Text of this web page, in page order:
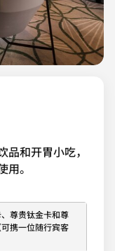
和开胃小吃，
。
尊贵钛金卡和尊
携一位随行宾客